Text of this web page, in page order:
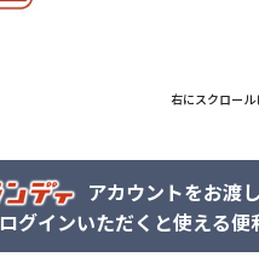
右にスクロール
アカウントをお渡
ログインいただくと使える便